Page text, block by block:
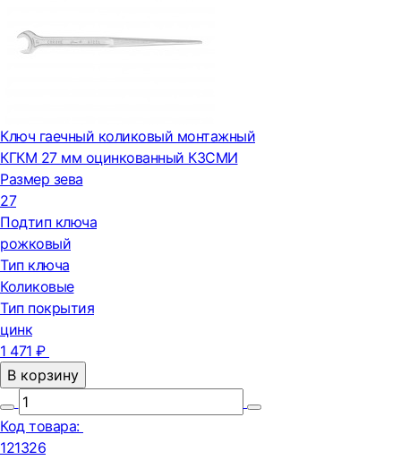
Ключ гаечный коликовый монтажный
КГКМ 27 мм оцинкованный КЗСМИ
Размер зева
27
Подтип ключа
рожковый
Тип ключа
Коликовые
Тип покрытия
цинк
1 471 ₽
В корзину
Код товара:
121326